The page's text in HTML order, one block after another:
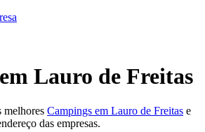
Lauro de Freitas
melhores Campings em Lauro de Freitas e
das empresas.